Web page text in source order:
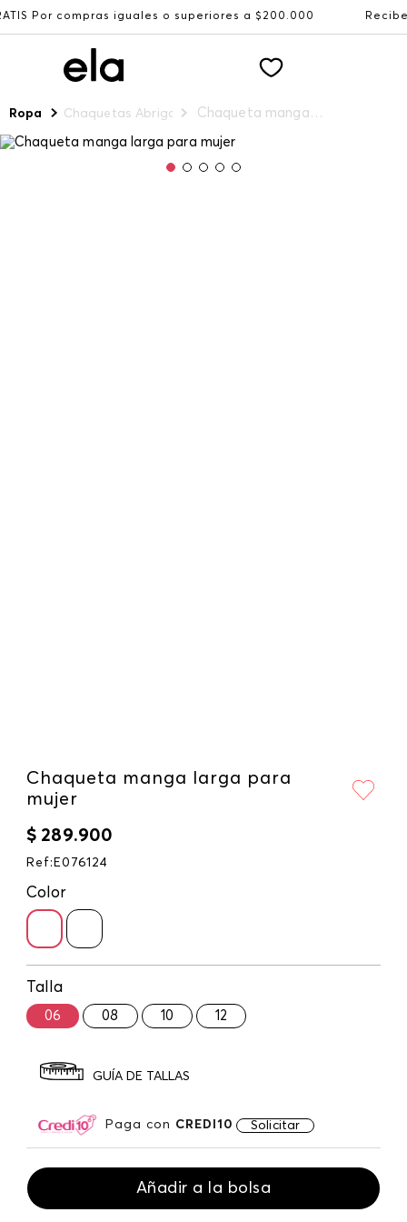
iguales o superiores a $200.000 Recibe: 15%OFF
Ropa Chaquetas Abrigos y Chalecos Chaqueta manga larga para mujer
Chaqueta manga larga para
mujer
$ 289.900
Ref : E076124
Color
Talla
06 08 10 12
GUÍA DE TALLAS
Paga con CREDI10 Solicitar
Añadir a la bolsa